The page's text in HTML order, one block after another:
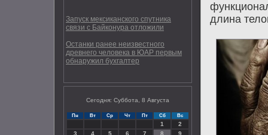
Запуск мексиканского спутника
связи с Байконура отложили
Останки ранее неизвестного
древнего человека в ЮАР первым
обнаружил бухгалтер
Сегодня: Суббота, 8 Августа
Пн Вт Ср Чт Пт Сб Вс
1
2
3
4 5 6 7 8
9
длина